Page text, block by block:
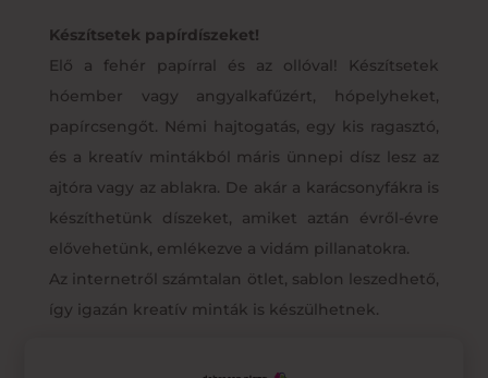
Készítsetek papírdíszeket!
Elő a fehér papírral és az ollóval! Készítsetek
hóember vagy angyalkafűzért, hópelyheket,
papírcsengőt. Némi hajtogatás, egy kis ragasztó,
és a kreatív mintákból máris ünnepi dísz lesz az
ajtóra vagy az ablakra. De akár a karácsonyfákra is
készíthetünk díszeket, amiket aztán évről-évre
elővehetünk, emlékezve a vidám pillanatokra.
Az internetről számtalan ötlet, sablon leszedhető,
így igazán kreatív minták is készülhetnek.